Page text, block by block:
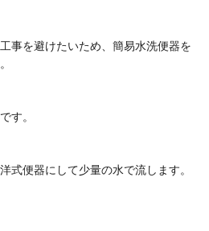
事を避けたいため、簡易水洗便器を
す。
式便器にして少量の水で流します。